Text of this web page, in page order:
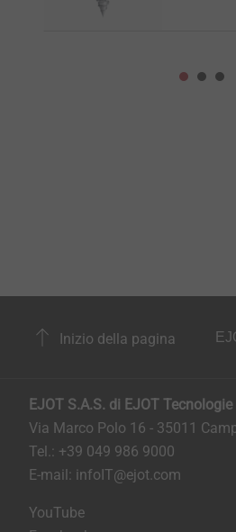
Inizio della pagina
EJOT S.A.S. di EJOT
Via Marco Polo 16 - 35011
Tel.: +39 049 986 9000
E-mail: infoIT@ejot.com
YouTube